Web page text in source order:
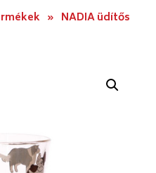
» NADIA üdítős